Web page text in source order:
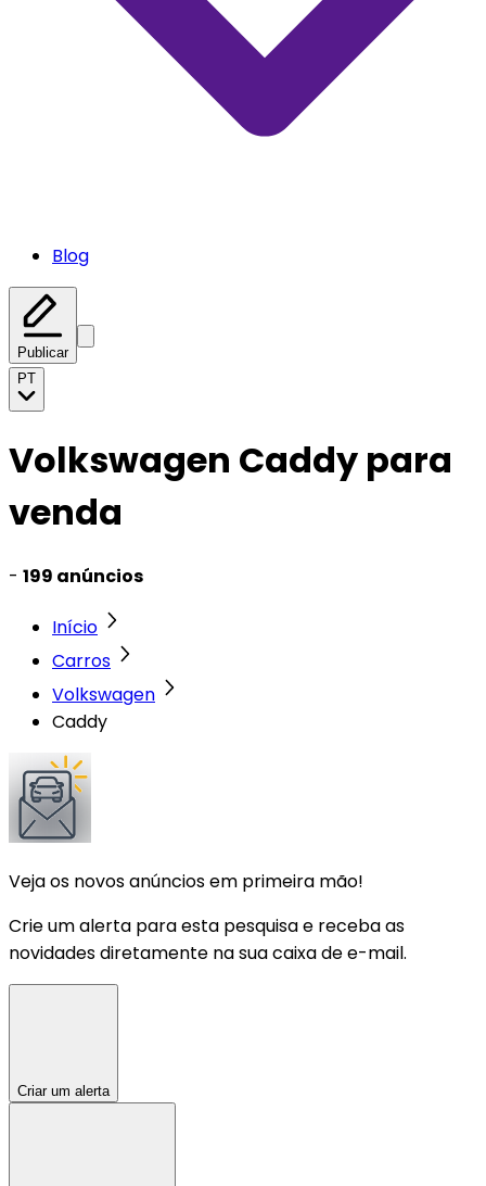
Blog
Publicar
PT
Volkswagen Caddy para
venda
- 199 anúncios
Início
Carros
Volkswagen
Caddy
Veja os novos anúncios em primeira mão!
Crie um alerta para esta pesquisa e receba as
novidades diretamente na sua caixa de e-mail.
Criar um alerta